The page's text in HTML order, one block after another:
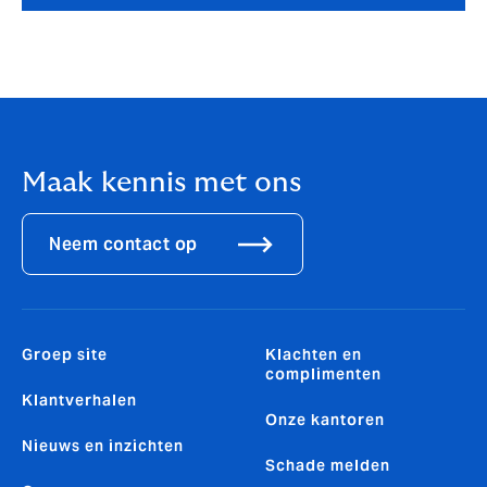
Maak kennis met ons
Neem contact op
Groep site
Klantverhalen
Nieuws en inzichten
Klachten en
complimenten
Onze kantoren
Schade melden